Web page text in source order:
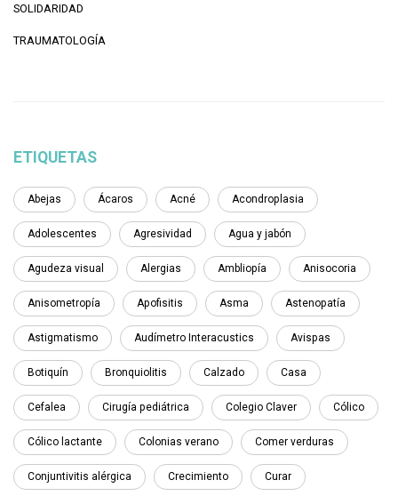
SOLIDARIDAD
TRAUMATOLOGÍA
ETIQUETAS
Abejas Ácaros Acné Acondroplasia
Adolescentes Agresividad Agua y jabón
Agudeza visual Alergias Ambliopía Anisocoria
Anisometropía Apofisitis Asma Astenopatía
Astigmatismo Audímetro Interacustics Avispas
Botiquín Bronquiolitis Calzado Casa
Cefalea Cirugía pediátrica Colegio Claver Cólico
Cólico lactante Colonias verano Comer verduras
Conjuntivitis alérgica Crecimiento Curar